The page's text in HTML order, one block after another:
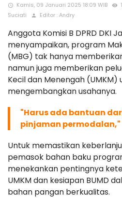
access_time Kamis, 09 Januari 2025 18:09 WIB remove_red_eye
Suciati
person Editor : Andry
Anggota Komisi B DPRD DKI
menyampaikan, program
(MBG) tak hanya
namun juga memberikan
Kecil dan Menengah (UMKM)
mengembangkan usahanya.
"Harus ada bantuan
pinjaman permodalan,"
Untuk memastikan
pemasok bahan baku
menekankan pentingnya
UMKM dan kesiapan BUMD
bahan pangan berkualitas.